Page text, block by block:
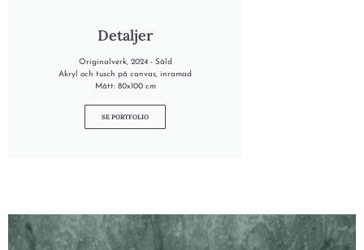
Detaljer
Originalverk, 2024 - Såld
Akryl och tusch på canvas, inramad
Mått: 80x100 cm
SE PORTFOLIO